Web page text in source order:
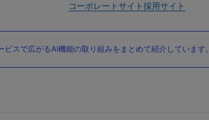
コーポレートサイト採用サイト
スで広がるAI機能の取り組みをまとめて紹介しています。